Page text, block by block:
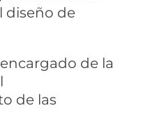
diseño de
de la
de las